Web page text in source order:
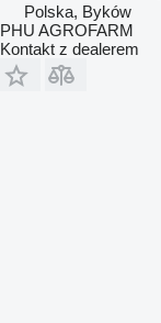
Polska, Byków
PHU AGROFARM
Kontakt z dealerem